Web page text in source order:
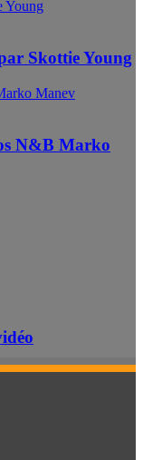
Young
Skottie Young
Manev
N&B Marko